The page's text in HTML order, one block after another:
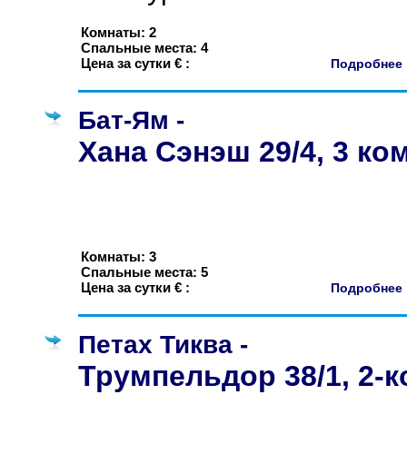
Комнаты: 2
Спальные места: 4
Цена за сутки € :
Бат-Ям -
Хана Сэнэш 29/4, 3
Комнаты: 3
Спальные места: 5
Цена за сутки € :
Петах Тиква -
Трумпельдор 38/1, 2-